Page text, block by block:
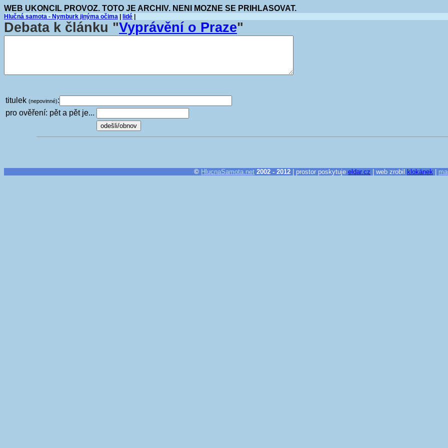
WEB UKONCIL PROVOZ. TOTO JE ARCHIV. NENI MOZNE SE PRIHLASOVAT.
Hlučná samota - Nymburk jinýma očima lidé
Debata k článku "Vyprávění o Praze"
titulek (nepovinné):
pro ověření: pět a pět je...
© HlucnaSamota.net 2002 - 2012 | prostor poskytuje eldar.cz | web zrobil klokánek